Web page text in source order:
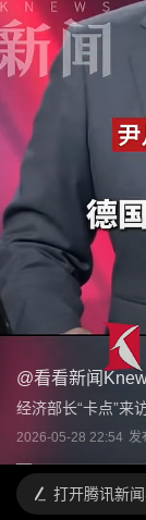
@看看新闻
经济部长“卡点”来
2026-05-28 22:54 发
打开腾讯新